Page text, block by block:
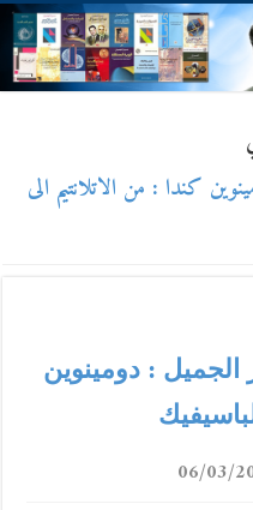
كندا : من الاتلانتيم الى
سيار الجميل : دومينوين
06/03/